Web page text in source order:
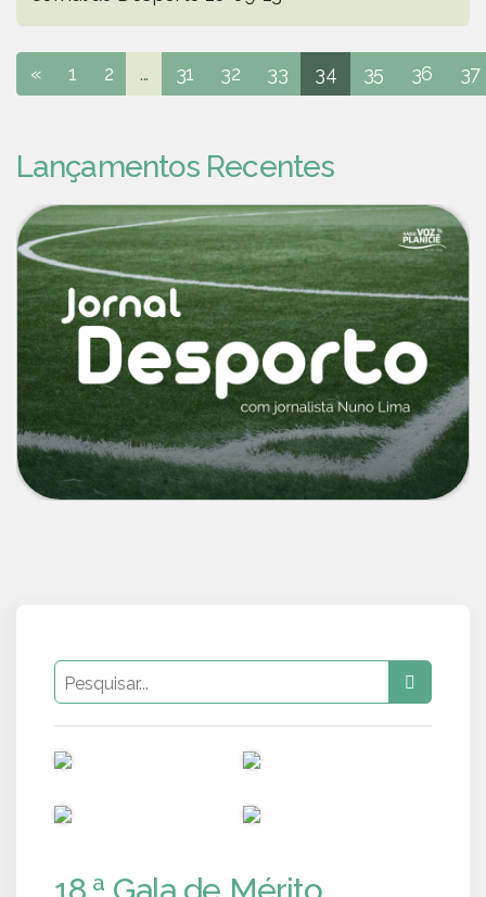
« 1 2 ... 31 32 33 34 35 36 37
Lançamentos Recentes